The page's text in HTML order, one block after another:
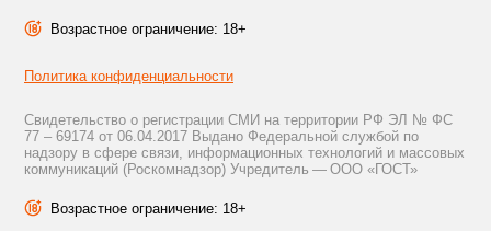
Возрастное ограничение: 18+
Политика конфиденциальности
Свидетельство о регистрации СМИ на территории РФ ЭЛ № ФС
77 – 69174 от 06.04.2017 Выдано Федеральной службой по
надзору в сфере связи, информационных технологий и массовых
коммуникаций (Роскомнадзор) Учредитель — ООО «ГОСТ»
Возрастное ограничение: 18+